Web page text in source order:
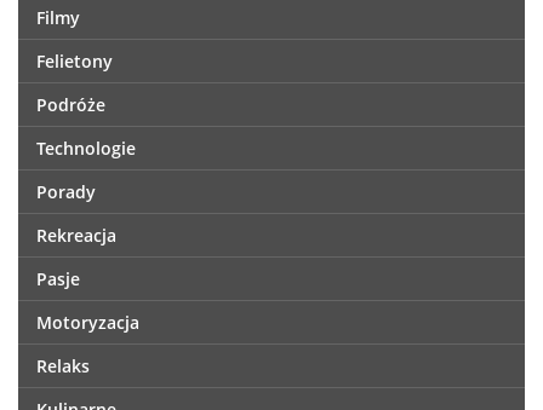
Filmy
Felietony
Podróże
Technologie
Porady
Rekreacja
Pasje
Motoryzacja
Relaks